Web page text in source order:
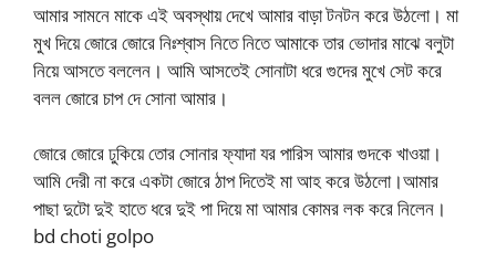
আমার সামনে মাকে এই অবস্থায় দেখে আমার বাড়া টনটন করে উঠলো। মা
মুখ দিয়ে জোরে জোরে নিঃশ্বাস নিতে নিতে আমাকে তার ভোদার মাঝে বলুটা
নিয়ে আসতে বললেন। আমি আসতেই সোনাটা ধরে গুদের মুখে সেট করে
বলল জোরে চাপ দে সোনা আমার।
জোরে জোরে ঢুকিয়ে তোর সোনার ফ্যাদা যর পারিস আমার গুদকে খাওয়া।
আমি দেরী না করে একটা জোরে ঠাপ দিতেই মা আহ করে উঠলো।আমার
পাছা দুটো দুই হাতে ধরে দুই পা দিয়ে মা আমার কোমর লক করে নিলেন।
bd choti golpo